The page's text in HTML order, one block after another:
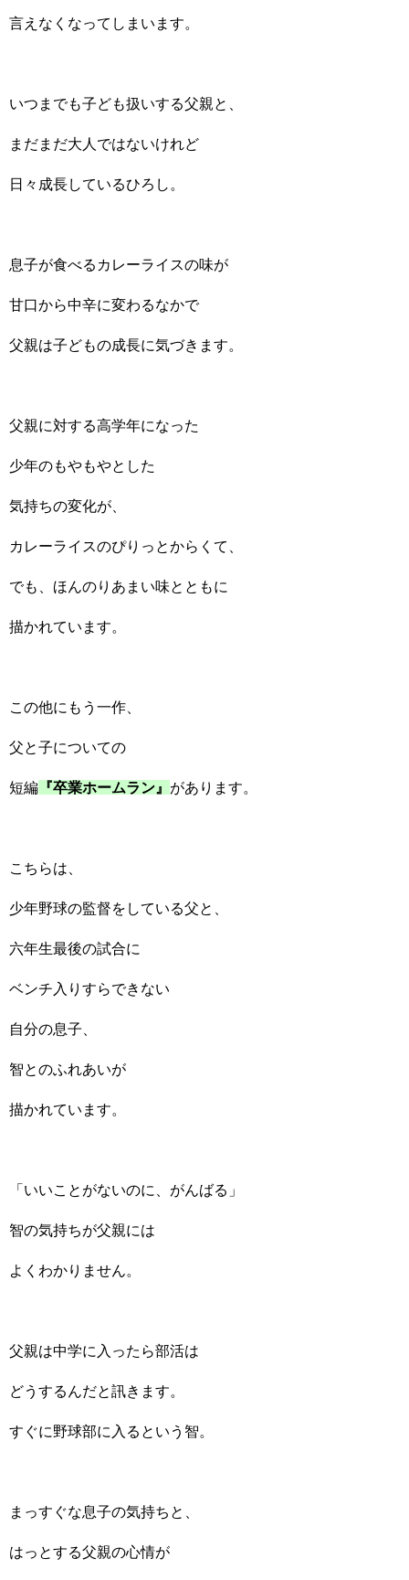
言えなくなってしまいます。
いつまでも子ども扱いする父親と、
まだまだ大人ではないけれど
日々成長しているひろし。
息子が食べるカレーライスの味が
甘口から中辛に変わるなかで
父親は子どもの成長に気づきます。
父親に対する高学年になった
少年のもやもやとした
気持ちの変化が、
カレーライスのぴりっとからくて、
でも、ほんのりあまい味とともに
描かれています。
この他にもう一作、
父と子についての
短編 『卒業ホームラン』 があります。
こちらは、
少年野球の監督をしている父と、
六年生最後の試合に
ベンチ入りすらできない
自分の息子、
智とのふれあいが
描かれています。
「いいことがないのに、がんばる」
智の気持ちが父親には
よくわかりません。
父親は中学に入ったら部活は
どうするんだと訊きます。
すぐに野球部に入るという智。
まっすぐな息子の気持ちと、
はっとする父親の心情が